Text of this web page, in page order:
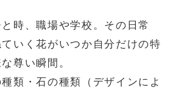
時、職場や学校。その日常
いく花がいつか自分だけの特
尊い瞬間。
類・石の種類（デザインによ